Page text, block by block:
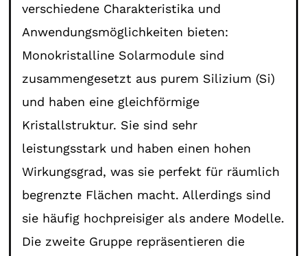
verschiedene Charakteristika und
Anwendungsmöglichkeiten bieten:
Monokristalline Solarmodule sind
zusammengesetzt aus purem Silizium (Si)
und haben eine gleichförmige
Kristallstruktur. Sie sind sehr
leistungsstark und haben einen hohen
Wirkungsgrad, was sie perfekt für räumlich
begrenzte Flächen macht. Allerdings sind
sie häufig hochpreisiger als andere Modelle.
Die zweite Gruppe repräsentieren die